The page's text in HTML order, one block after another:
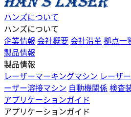
ハンズについて
ハンズについて
企業情報 会社概要 会社沿革 拠点一
製品情報
製品情報
レーザーマーキングマシン レーザ
ーザー溶接マシン 自動機関係 検査
アプリケーションガイド
アプリケーションガイド